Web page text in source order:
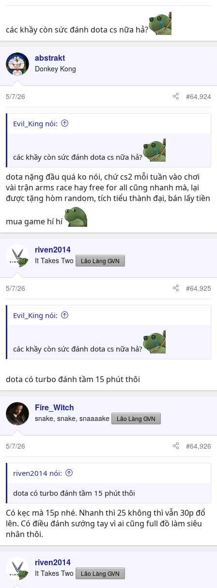
các khầy còn sức đánh dota cs nữa hả?
abstrakt
Donkey Kong
5/7/26 #64,924
Evil_King nói:
các khầy còn sức đánh dota cs nữa hả?
dota nặng đầu quá ko nói, chứ cs2 mỗi tuần vào chơi
vài trận arms race hay free for all cũng nhanh mà, lại
được tặng hòm random, tích tiểu thành đại, bán lấy tiền
mua game hí hí
riven2014
It Takes Two Lão Làng GVN
5/7/26 #64,925
Evil_King nói:
các khầy còn sức đánh dota cs nữa hả?
dota có turbo đánh tầm 15 phút thôi
Fire_Witch
snake, snake, snaaaake Lão Làng GVN
5/7/26 #64,926
riven2014 nói:
dota có turbo đánh tầm 15 phút thôi
Có kẹc mà 15p nhé. Nhanh thì 25 không thì vẫn 30p đổ
lên. Có điều đánh sướng tay vì ai cũng full đồ làm siêu
nhân thôi.
riven2014
It Takes Two Lão Làng GVN